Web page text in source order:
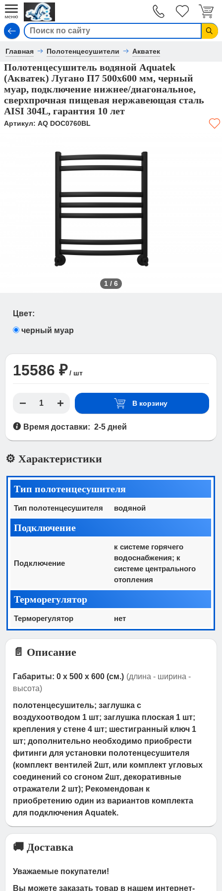
Главная Полотенцесушители Акватек
Полотенцесушитель водяной Aquatek
(Акватек) Лугано П7 500х600 мм, черный
муар, подключение нижнее/диагональное,
сверхпрочная пищевая нержавеющая сталь
AISI 304L, гарантия 10 лет
Артикул: AQ DOC0760BL
1 / 6
Цвет:
черный муар
15586 ₽ / шт
В корзину
Время доставки: 2-5 дней
⚙️ Характеристики
Тип полотенцесушителя
Тип полотенцесушителя водяной
Подключение
Подключение
к системе горячего
водоснабжения; к
системе центрального
отопления
Терморегулятор
Терморегулятор нет
📄 Описание
Габариты: 0 x 500 x 600 (см.) (длина - ширина -
высота)
полотенцесушитель; заглушка с
воздухоотводом 1 шт; заглушка плоская 1 шт;
крепления у стене 4 шт; шестигранный ключ 1
шт; дополнительно необходимо приобрести
фитинги для установки полотенцесушителя
(комплект вентилей 2шт, или комплект угловых
соединений со сгоном 2шт, декоративные
отражатели 2 шт); Рекомендован к
приобретению один из вариантов комплекта
для подключения Aquatek.
🚚 Доставка
Уважаемые покупатели!
Вы можете заказать товар в нашем интернет-